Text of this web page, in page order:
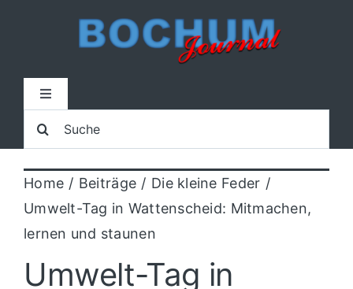
Toggle
Home
Lokal
Blaulicht
Suche
nach:
Home Beiträge
Die kleine Feder
Umwelt-Tag in Wattenscheid: Mitmachen,
lernen und staunen
Umwelt-Tag in